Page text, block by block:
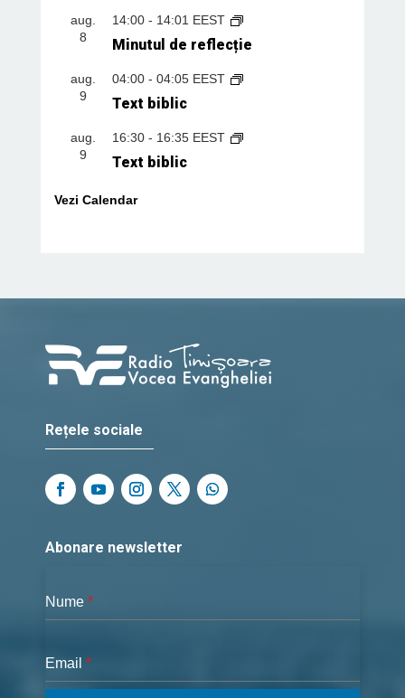
aug.
8
14:00- 14:01 EEST
Minutul de reflecție
aug.
9
04:00- 04:05 EEST
Text biblic
aug.
9
16:30- 16:35 EEST
Text biblic
Vezi Calendar
Rețele sociale
Abonare newsletter
Nume *
Email *